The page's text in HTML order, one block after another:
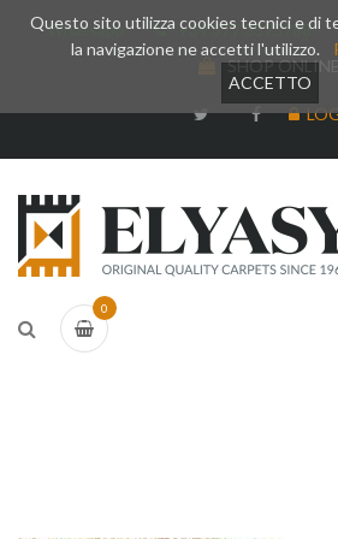
Whatsapp +39 377 3375788
SHOP ONLINE
0
Questo sito utilizza cookies tecnici e di
la navigazione ne accetti l'utilizzo.
ACCETTO